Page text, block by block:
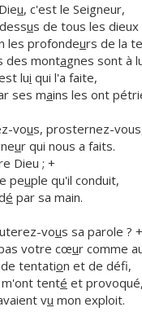
u, c'est le Seigneur,
us de tous les dieux
les profondeurs de la
des montagnes sont à
lui qui l'a faite,
ses mains les ont
vous, prosternez-
ur qui nous a faits.
Dieu ; +
peuple qu'il conduit,
é par sa main.
vous sa parole ? +
votre cœur comme
tentation et de défi,
tenté et provoqué,
vu mon exploit.